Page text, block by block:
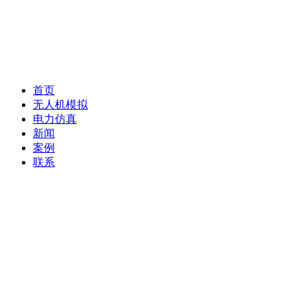
首页
无人机模拟
电力仿真
新闻
案例
联系